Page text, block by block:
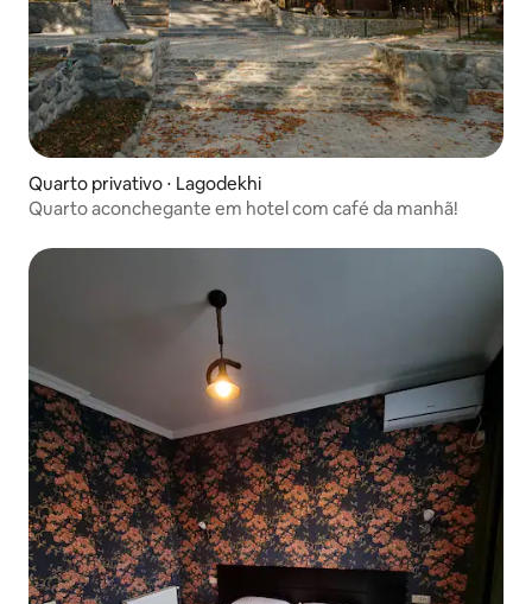
Quarto privativo ⋅ Lagodekhi
Quarto aconchegante em hotel com café da manhã!